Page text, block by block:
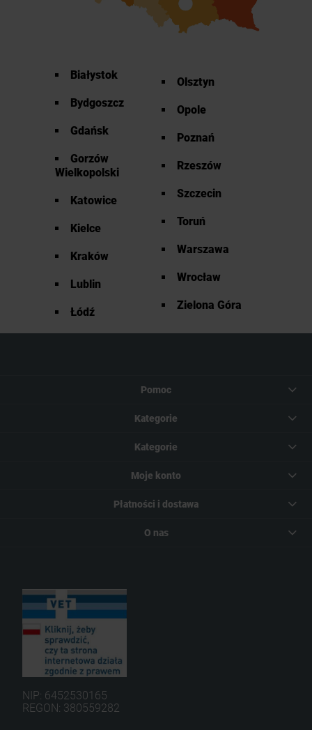
Białystok
Bydgoszcz
Gdańsk
Gorzów
Wielkopolski
Katowice
Kielce
Kraków
Lublin
Łódź
Olsztyn
Opole
Poznań
Rzeszów
Szczecin
Toruń
Warszawa
Wrocław
Zielona Góra
Pomoc
Kategorie
Kategorie
Moje konto
Płatności i dostawa
O nas
NIP: 6452530165
REGON: 380559282